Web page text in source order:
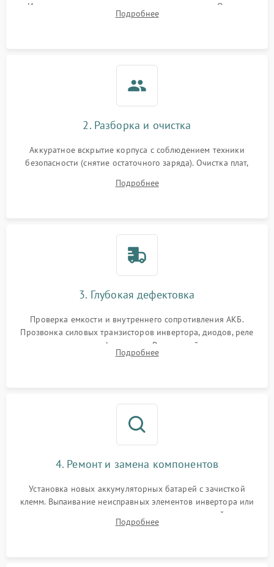
Измерение входного и выходного напряжения. Оценка
реакции ИБП на отключение основного питания без
Подробнее
2. Разборка и очистка
Аккуратное вскрытие корпуса с соблюдением техники
безопасности (снятие остаточного заряда). Очистка плат,
и кистей для предотвращения перегрева и замыканий.
Подробнее
3. Глубокая дефектовка
Проверка емкости и внутреннего сопротивления АКБ.
Прозвонка силовых транзисторов инвертора, диодов, реле
переключения и трансформатора. Визуальный поиск вздутых
конденсаторов и прогаров на печатной плате.
Подробнее
4. Ремонт и замена компонентов
Установка новых аккумуляторных батарей с зачисткой
клемм. Выпаивание неисправных элементов инвертора или
цепи зарядки и монтаж новых радиодеталей.
Восстановление поврежденных токоведущих дорожек и
Подробнее